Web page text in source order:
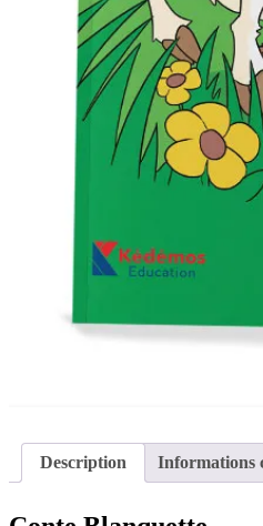
Description Informations